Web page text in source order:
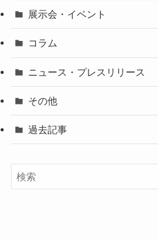
展示会・イベント
コラム
ニュース・プレスリリース
その他
過去記事